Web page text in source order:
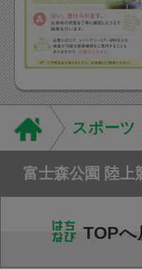
スポーツ
富士森公園 陸上
TOPへ